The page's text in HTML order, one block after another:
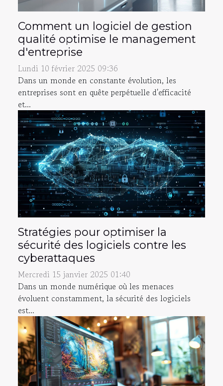
Comment un logiciel de gestion
qualité optimise le management
d'entreprise
Lundi 10 février 2025 09:36
Dans un monde en constante évolution, les
entreprises sont en quête perpétuelle d'efficacité
et...
Stratégies pour optimiser la
sécurité des logiciels contre les
cyberattaques
Mercredi 15 janvier 2025 01:40
Dans un monde numérique où les menaces
évoluent constamment, la sécurité des logiciels
est...